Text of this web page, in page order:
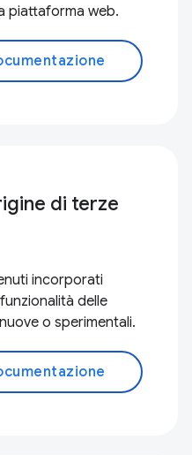
piattaforma web.
di terze
incorporati
delle
o sperimentali.